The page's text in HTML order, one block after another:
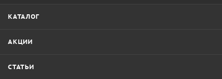
КАТАЛОГ
АКЦИИ
СТАТЬИ